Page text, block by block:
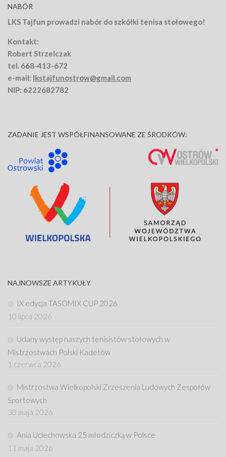
NABÓR
LKS Tajfun prowadzi nabór do szkółki tenisa stołowego!
Kontakt:
Robert Strzelczak
tel. 668-413-672
e-mail: lkstajfunostrow@gmail.com
NIP: 6222682782
ZADANIE JEST WSPÓŁFINANSOWANE ZE ŚRODKÓW:
NAJNOWSZE ARTYKUŁY
IX edycja TASOMIX CUP 2026
10 lipca 2026
Udany występ naszych tenisistów stołowych w
Mistrzostwach Polski Kadetów
1 czerwca 2026
Mistrzostwa Wielkopolski Zrzeszenia Ludowych Zespołów
Sportowych
30 maja 2026
Ania Uciechowska 25 młodziczką w Polsce
11 maja 2026